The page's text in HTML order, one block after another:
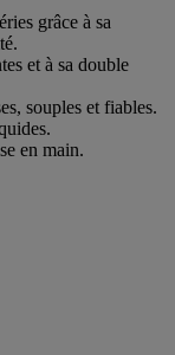
grâce à sa
et à sa double
souples et fiables.
en main.